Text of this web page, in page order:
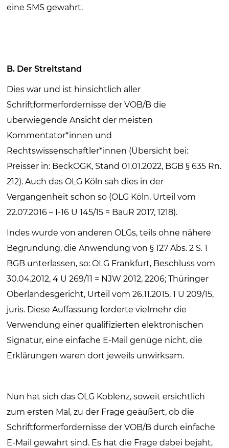
eine SMS gewahrt.
B. Der Streitstand
Dies war und ist hinsichtlich aller
Schriftformerfordernisse der VOB/B die
überwiegende Ansicht der meisten
Kommentator*innen und
Rechtswissenschaftler*innen (Übersicht bei:
Preisser in: BeckOGK, Stand 01.01.2022, BGB § 635 Rn.
212). Auch das OLG Köln sah dies in der
Vergangenheit schon so (OLG Köln, Urteil vom
22.07.2016 – I-16 U 145/15 = BauR 2017, 1218).
Indes wurde von anderen OLGs, teils ohne nähere
Begründung, die Anwendung von § 127 Abs. 2 S. 1
BGB unterlassen, so: OLG Frankfurt, Beschluss vom
30.04.2012, 4 U 269/11 = NJW 2012, 2206; Thüringer
Oberlandesgericht, Urteil vom 26.11.2015, 1 U 209/15,
juris. Diese Auffassung forderte vielmehr die
Verwendung einer qualifizierten elektronischen
Signatur, eine einfache E-Mail genüge nicht, die
Erklärungen waren dort jeweils unwirksam.
Nun hat sich das OLG Koblenz, soweit ersichtlich
zum ersten Mal, zu der Frage geäußert, ob die
Schriftformerfordernisse der VOB/B durch einfache
E-Mail gewahrt sind. Es hat die Frage dabei bejaht,